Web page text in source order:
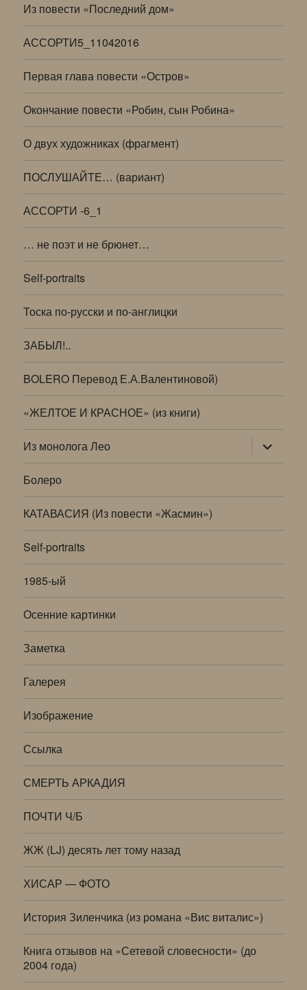
Из повести «Последний дом»
АССОРТИ5_11042016
Первая глава повести «Остров»
Окончание повести «Робин, сын Робина»
О двух художниках (фрагмент)
ПОСЛУШАЙТЕ… (вариант)
АССОРТИ -6_1
… не поэт и не брюнет…
Self-portraits
Тоска по-русски и по-англицки
ЗАБЫЛ!..
BOLERO Перевод Е.А.Валентиновой)
«ЖЕЛТОЕ И КРАСНОЕ» (из книги)
Из монолога Лео раскрыть
дочернее
меню
Болеро
КАТАВАСИЯ (Из повести «Жасмин»)
Self-portraits
1985-ый
Осенние картинки
Заметка
Галерея
Изображение
Ссылка
СМЕРТЬ АРКАДИЯ
ПОЧТИ Ч/Б
ЖЖ (LJ) десять лет тому назад
ХИСАР — ФОТО
История Зиленчика (из романа «Вис виталис»)
Книга отзывов на «Сетевой словесности» (до
2004 года)